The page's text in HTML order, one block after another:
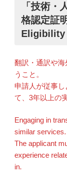
「技術・
格認定証
Eligibility
翻訳・通訳や
うこと。
申請人が従事
て、3年以上の
Engaging in
similar services.
The applicant
experience
in.